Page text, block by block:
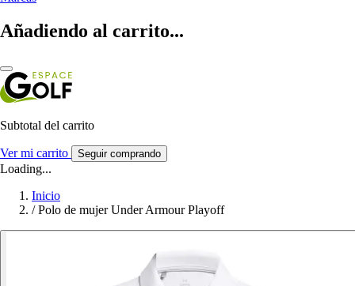
Añadiendo al carrito...
Subtotal del carrito
Ver mi carrito Seguir comprando
Loading...
Inicio
/ Polo de mujer Under Armour Playoff